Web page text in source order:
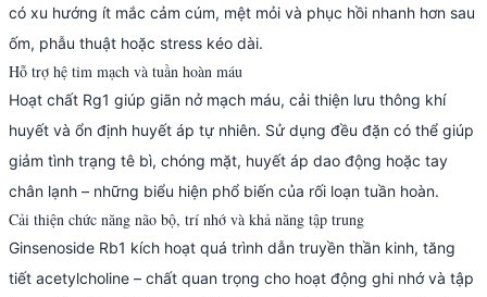
có xu hướng ít mắc cảm cúm, mệt mỏi và phục hồi nhanh hơn sau
ốm, phẫu thuật hoặc stress kéo dài.
Hỗ trợ hệ tim mạch và tuần hoàn máu
Hoạt chất Rg1 giúp giãn nở mạch máu, cải thiện lưu thông khí
huyết và ổn định huyết áp tự nhiên. Sử dụng đều đặn có thể giúp
giảm tình trạng tê bì, chóng mặt, huyết áp dao động hoặc tay
chân lạnh – những biểu hiện phổ biến của rối loạn tuần hoàn.
Cải thiện chức năng não bộ, trí nhớ và khả năng tập trung
Ginsenoside Rb1 kích hoạt quá trình dẫn truyền thần kinh, tăng
tiết acetylcholine – chất quan trọng cho hoạt động ghi nhớ và tập